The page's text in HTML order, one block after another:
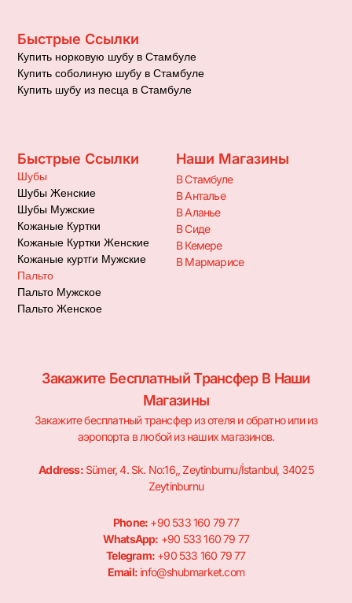
Быстрые Ссылки
Купить норковую шубу в Стамбуле
Купить соболиную шубу в Стамбуле
Купить шубу из песца в Стамбуле
Быстрые Ссылки
Шубы
Шубы Женские
Шубы Мужские
Кожаные Куртки
Кожаные Куртки Женские
Кожаные куртrи Мужские
Пальто
Пальто Мужское
Пальто Женское
Наши Магазины
В Стамбуле
В Анталье
В Аланье
В Сиде
В Кемере
В Мармарисе
Закажите Бесплатный Трансфер В Наши
Магазины
Закажите бесплатный трансфер из отеля и обратно или из
аэропорта в любой из наших магазинов.
Address:Sümer, 4. Sk. No:16,, Zeytinburnu/İstanbul, 34025
Zeytinburnu
Phone: +90 533 160 79 77
WhatsApp: +90 533 160 79 77
Telegram: +90 533 160 79 77
Email: info@shubmarket.com